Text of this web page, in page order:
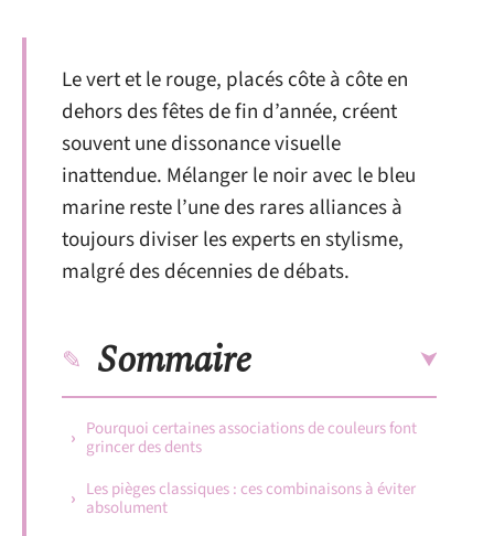
Le vert et le rouge, placés côte à côte en
dehors des fêtes de fin d’année, créent
souvent une dissonance visuelle
inattendue. Mélanger le noir avec le bleu
marine reste l’une des rares alliances à
toujours diviser les experts en stylisme,
malgré des décennies de débats.
Sommaire
Pourquoi certaines associations de couleurs font
grincer des dents
Les pièges classiques : ces combinaisons à éviter
absolument